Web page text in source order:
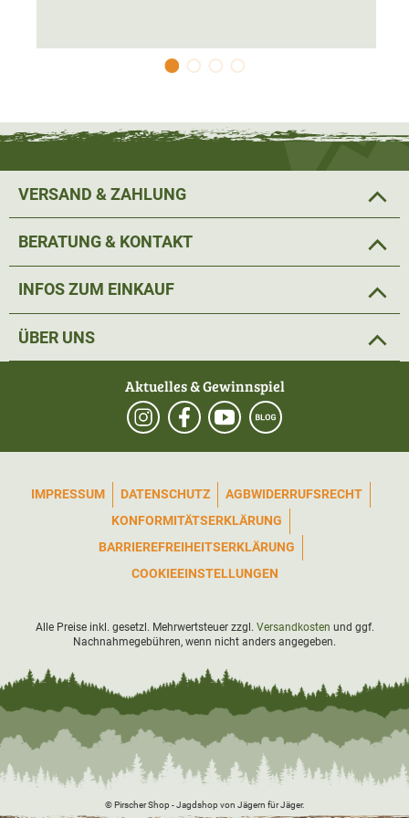
VERSAND & ZAHLUNG
BERATUNG & KONTAKT
INFOS ZUM EINKAUF
ÜBER UNS
Aktuelles & Gewinnspiel
IMPRESSUM DATENSCHUTZ AGBWIDERRUFSRECHT
KONFORMITÄTSERKLÄRUNG
BARRIEREFREIHEITSERKLÄRUNG
COOKIEEINSTELLUNGEN
Alle Preise inkl. gesetzl. Mehrwertsteuer zzgl. Versandkosten und ggf.
Nachnahmegebühren, wenn nicht anders angegeben.
© Pirscher Shop - Jagdshop von Jägern für Jäger.